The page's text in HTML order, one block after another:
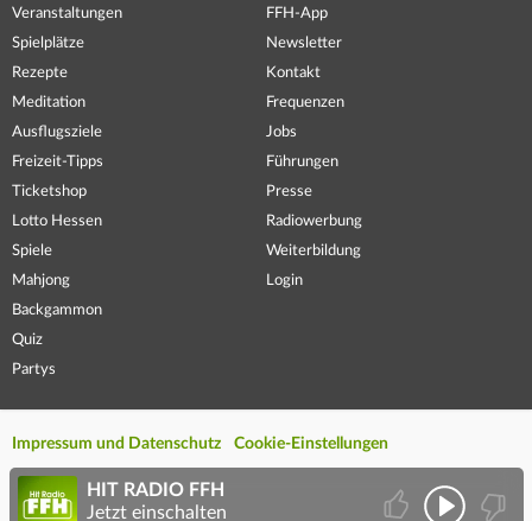
Veranstaltungen
Spielplätze
Rezepte
Meditation
Ausflugsziele
Freizeit-Tipps
Ticketshop
Lotto Hessen
Spiele
Mahjong
Backgammon
Quiz
Partys
FFH-App
Newsletter
Kontakt
Frequenzen
Jobs
Führungen
Presse
Radiowerbung
Weiterbildung
Login
Impressum und Datenschutz Cookie-Einstellungen
HIT RADIO FFH
Jetzt einschalten